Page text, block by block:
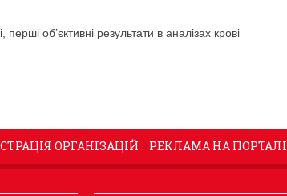
об’єктивні результати в аналізах крові
ОРГАНІЗАЦІЙ РЕКЛАМА НА ПОРТАЛІ